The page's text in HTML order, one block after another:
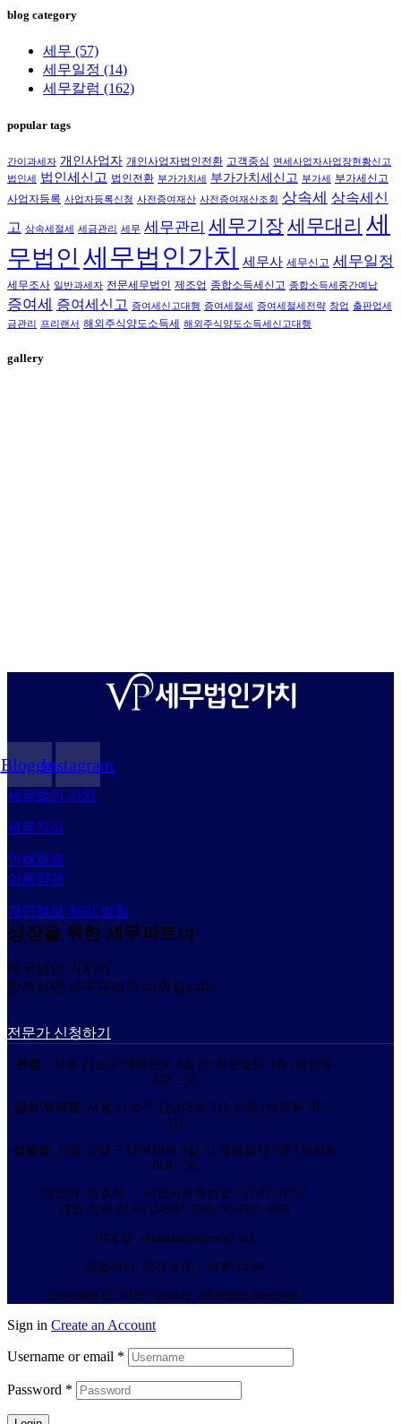
blog category
세무 (57)
세무일정 (14)
세무칼럼 (162)
popular tags
간이과세자 개인사업자 개인사업자법인전환 고객중심
면세사업자사업장현황신고
법인세
법인세신고 법인전환 부가가치세 부가가치세신고 부가세
부가세신고
사업자등록 사업자등록신청 사전증여재산 사전증여재산조회 상속세 상속세신
고 상속세절세 세금관리 세무 세무관리 세무기장세무대리 세
무법인 세무법인가치 세무사 세무신고 세무일정
세무조사 일반과세자 전문세무법인 제조업 종합소득세신고 종합소득세중간예납
증여세 증여세신고 증여세신고대행 증여세절세 증여세절세전략 창업 출판업세
금관리
프리랜서 해외주식양도소득세 해외주식양도소득세신고대행
gallery
BloggerInstagram
세무법인 가치
세무지식
인재채용
이용약관
개인정보 처리 방침
성장을 위한 세무파트너
세무법인 가치와
함께하면 세무관리가 쉬워집니다.
전문가 신청하기
본점 : 서울 강남구 테헤란로 8길 33 청원빌딩 3층 (역삼동
828 – 5)
삼성 WM점 : 서울 서초구 강남대로 535 14층 (반포동 707 –
11)
성동점 : 서울 강남구 테헤란로 8길 33 청원빌딩 3층 (역삼동
828 – 5)
대표자: 이호석 ㅣ 사업자등록번호 757-87-01557
대표 전화 02-6952-0665 FAX 02-6952-0070
이메일: valuetax@superbiz.tax
영업시간: 오전 9:00 – 오후 18:00
Copyright ⓒ 2025 Valuetax. All Rights Reserved.
Sign in Create an Account
Username or email *
Password *